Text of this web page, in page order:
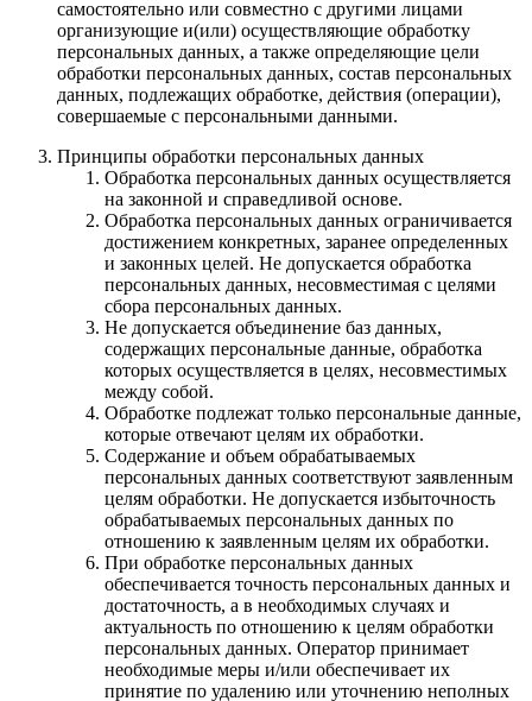
самостоятельно или совместно с другими лицами
организующие и(или) осуществляющие обработку
персональных данных, а также определяющие цели
обработки персональных данных, состав персональных
данных, подлежащих обработке, действия (операции),
совершаемые с персональными данными.
Принципы обработки персональных данных
Обработка персональных данных осуществляется
на законной и справедливой основе.
Обработка персональных данных ограничивается
достижением конкретных, заранее определенных
и законных целей. Не допускается обработка
персональных данных, несовместимая с целями
сбора персональных данных.
Не допускается объединение баз данных,
содержащих персональные данные, обработка
которых осуществляется в целях, несовместимых
между собой.
Обработке подлежат только персональные данные,
которые отвечают целям их обработки.
Содержание и объем обрабатываемых
персональных данных соответствуют заявленным
целям обработки. Не допускается избыточность
обрабатываемых персональных данных по
отношению к заявленным целям их обработки.
При обработке персональных данных
обеспечивается точность персональных данных и
достаточность, а в необходимых случаях и
актуальность по отношению к целям обработки
персональных данных. Оператор принимает
необходимые меры и/или обеспечивает их
принятие по удалению или уточнению неполных